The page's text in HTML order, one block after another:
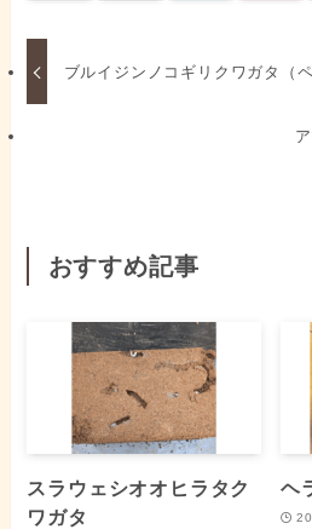
ブルイジンノコギリクワガタ（
おすすめ記事
スラウェシオオヒラタク
ワガタ
ヘ